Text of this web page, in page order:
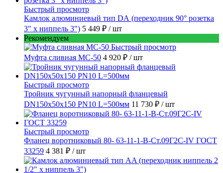
Быстрый просмотр
Камлок алюминиевый тип DА (переходник 90° розетка
3" х ниппель 3") 5 449 ₽ / шт
Рекомендуем
Быстрый просмотр
Муфта сливная МС-50 4 920 ₽ / шт
Быстрый просмотр
Тройник чугунный напорный фланцевый
DN150х50х150 PN10 L=500мм 11 730 ₽ / шт
Быстрый просмотр
Фланец воротниковый 80- 63-11-1-B-Ст.09Г2С-IV ГОСТ
33259 4 381 ₽ / шт